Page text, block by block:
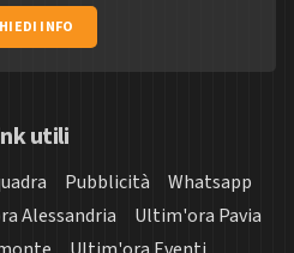
INFO
utili
Pubblicità
Whatsapp
Alessandria
Ultim'ora Pavia